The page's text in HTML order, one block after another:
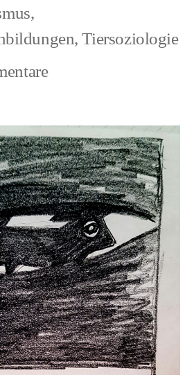
,
,Tiersoziologie
zu
und
Speziesismus:
Ästhetik
und
objektifizierende
Rahmen